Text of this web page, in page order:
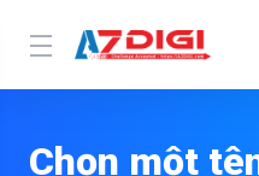
Chọn một